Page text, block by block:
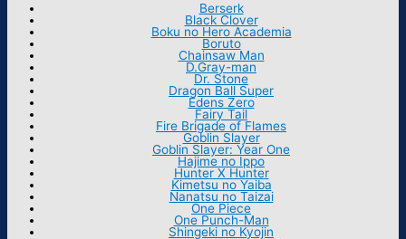
Berserk
Black Clover
Boku no Hero Academia
Boruto
Chainsaw Man
D.Gray-man
Dr. Stone
Dragon Ball Super
Edens Zero
Fairy Tail
Fire Brigade of Flames
Goblin Slayer
Goblin Slayer: Year One
Hajime no Ippo
Hunter X Hunter
Kimetsu no Yaiba
Nanatsu no Taizai
One Piece
One Punch-Man
Shingeki no Kyojin